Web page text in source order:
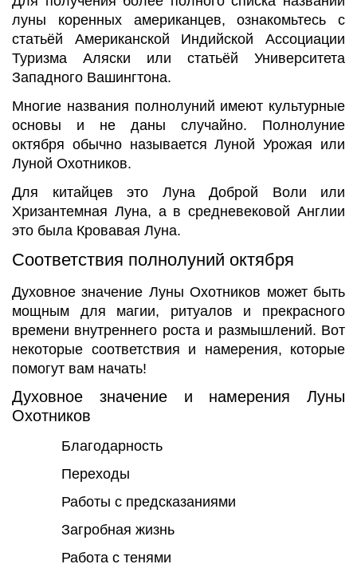
луны коренных американцев, ознакомьтесь с
статьёй Американской Индийской Ассоциации
Туризма Аляски или статьёй Университета
Западного Вашингтона.
Многие названия полнолуний имеют культурные
основы и не даны случайно. Полнолуние
октября обычно называется Луной Урожая или
Луной Охотников.
Для китайцев это Луна Доброй Воли или
Хризантемная Луна, а в средневековой Англии
это была Кровавая Луна.
Соответствия полнолуний октября
Духовное значение Луны Охотников может быть
мощным для магии, ритуалов и прекрасного
времени внутреннего роста и размышлений. Вот
некоторые соответствия и намерения, которые
помогут вам начать!
Духовное значение и намерения Луны
Охотников
Благодарность
Переходы
Работы с предсказаниями
Загробная жизнь
Работа с тенями